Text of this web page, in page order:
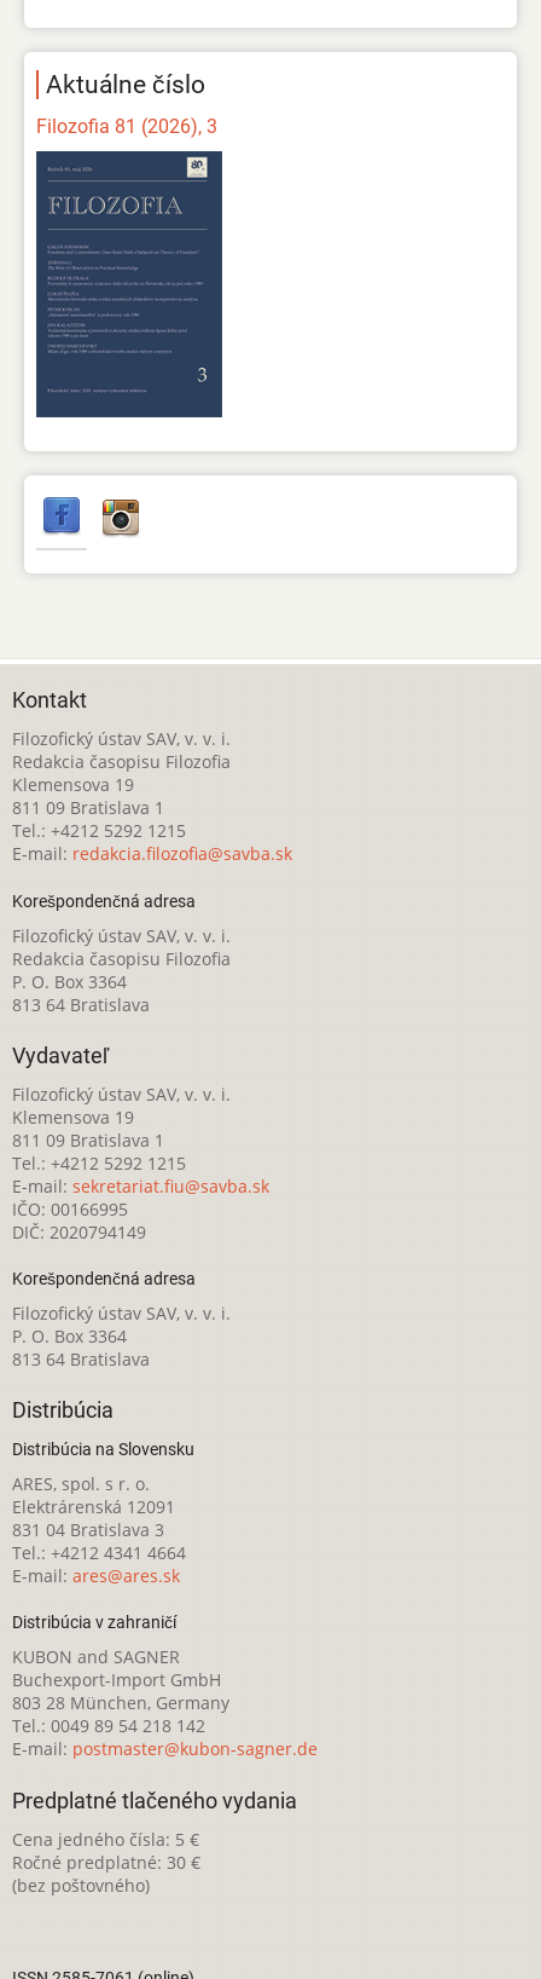
Aktuálne číslo
Filozofia 81 (2026), 3
Kontakt
Filozofický ústav SAV, v. v. i.
Redakcia časopisu Filozofia
Klemensova 19
811 09 Bratislava 1
Tel.: +4212 5292 1215
E-mail: redakcia.filozofia@savba.sk
Korešpondenčná adresa
Filozofický ústav SAV, v. v. i.
Redakcia časopisu Filozofia
P. O. Box 3364
813 64 Bratislava
Vydavateľ
Filozofický ústav SAV, v. v. i.
Klemensova 19
811 09 Bratislava 1
Tel.: +4212 5292 1215
E-mail: sekretariat.fiu@savba.sk
IČO: 00166995
DIČ: 2020794149
Korešpondenčná adresa
Filozofický ústav SAV, v. v. i.
P. O. Box 3364
813 64 Bratislava
Distribúcia
Distribúcia na Slovensku
ARES, spol. s r. o.
Elektrárenská 12091
831 04 Bratislava 3
Tel.: +4212 4341 4664
E-mail: ares@ares.sk
Distribúcia v zahraničí
KUBON and SAGNER
Buchexport-Import GmbH
803 28 München, Germany
Tel.: 0049 89 54 218 142
E-mail: postmaster@kubon-sagner.de
Predplatné tlačeného vydania
Cena jedného čísla: 5 €
Ročné predplatné: 30 €
(bez poštovného)